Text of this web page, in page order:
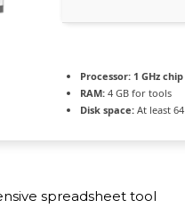
Processor: 1 GHz
RAM: 4 GB for tools
Disk space: At least
spreadsheet tool